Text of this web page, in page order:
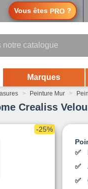
Vous êtes PRO ?
Marques
> Peinture Mur >
Crealiss
-25%